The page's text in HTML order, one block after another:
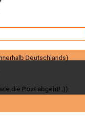
Deutschlands)
die Post abgeht! ;))